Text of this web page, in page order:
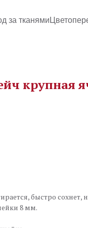
за тканями
крупная
быстро
8 мм.